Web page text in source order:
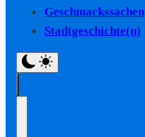
Geschmackssachen
Stadtgeschichte(n)